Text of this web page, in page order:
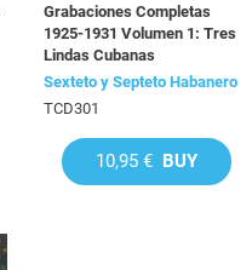
Grabaciones Completas
1925-1931 Volumen 1: Tres
Lindas Cubanas
Sexteto y Septeto Habanero
TCD301
10,95 € BUY